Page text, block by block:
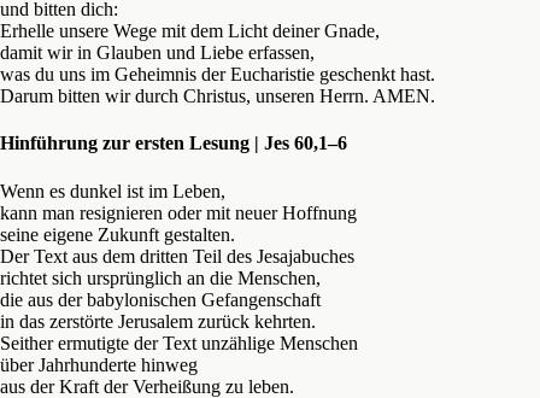
und bitten dich:
Erhelle unsere Wege mit dem Licht deiner Gnade,
damit wir in Glauben und Liebe erfassen,
was du uns im Geheimnis der Eucharistie geschenkt hast.
Darum bitten wir durch Christus, unseren Herrn. AMEN.
Hinführung zur ersten Lesung | Jes 60,1–6
Wenn es dunkel ist im Leben,
kann man resignieren oder mit neuer Hoffnung
seine eigene Zukunft gestalten.
Der Text aus dem dritten Teil des Jesajabuches
richtet sich ursprünglich an die Menschen,
die aus der babylonischen Gefangenschaft
in das zerstörte Jerusalem zurück kehrten.
Seither ermutigte der Text unzählige Menschen
über Jahrhunderte hinweg
aus der Kraft der Verheißung zu leben.